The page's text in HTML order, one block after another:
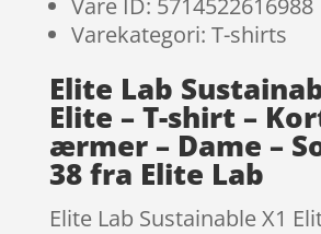
Varekategori: T-shirts
Elite Lab
Elite – T-shirt –
ærmer – Dame –
38 fra Elite Lab
Elite Lab Sustainable X1